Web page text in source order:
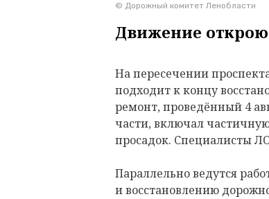
© Дорожный комитет Ленобласти
Движение
На пересечении
подходит к концу
ремонт, проведённый 4
части, включал
просадок. Специалисты
Параллельно ведутся
и восстановлению